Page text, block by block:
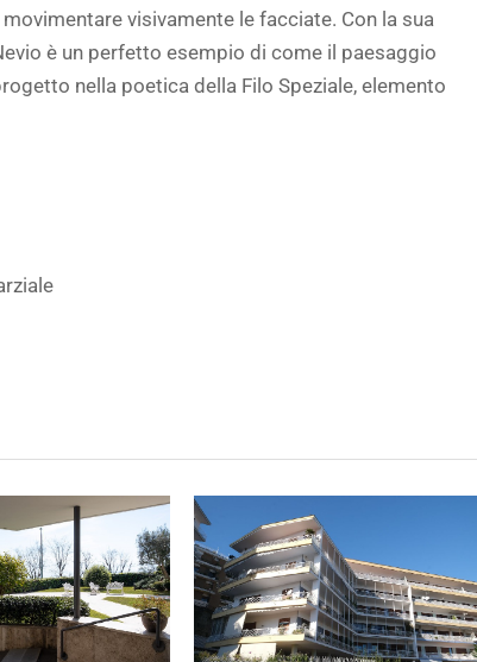
visivamente le facciate. Con la sua
è un perfetto esempio di come il paesaggio
nella poetica della Filo Speziale, elemento